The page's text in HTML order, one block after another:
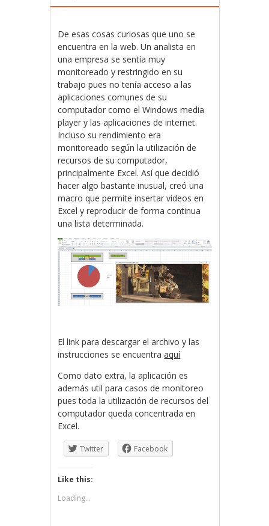
De esas cosas curiosas que uno se
encuentra en la web. Un analista en
una empresa se sentía muy
monitoreado y restringido en su
trabajo pues no tenía acceso a las
aplicaciones comunes de su
computador como el Windows media
player y las aplicaciones de internet.
Incluso su rendimiento era
monitoreado según la utilización de
recursos de su computador,
principalmente Excel. Así que decidió
hacer algo bastante inusual, creó una
macro que permite insertar videos en
Excel y reproducir de forma continua
una lista determinada.
El link para descargar el archivo y las
instrucciones se encuentraaquí
Como dato extra, la aplicación es
además util para casos de monitoreo
pues toda la utilización de recursos del
computador queda concentrada en
Excel.
Twitter Facebook
Like this:
Loading...